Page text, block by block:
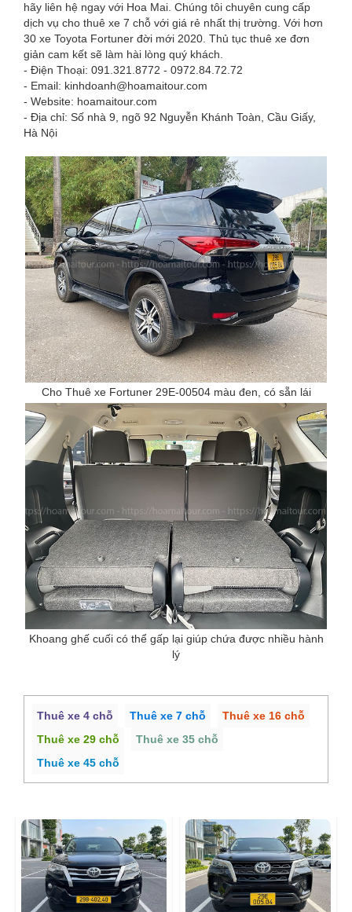
hãy liên hệ ngay với Hoa Mai. Chúng tôi chuyên cung cấp
dịch vụ cho thuê xe 7 chỗ với giá rẻ nhất thị trường. Với hơn
30 xe Toyota Fortuner đời mới 2020. Thủ tục thuê xe đơn
giản cam kết sẽ làm hài lòng quý khách.
- Điện Thoại: 091.321.8772 - 0972.84.72.72
- Email: kinhdoanh@hoamaitour.com
- Website: hoamaitour.com
- Địa chỉ: Số nhà 9, ngõ 92 Nguyễn Khánh Toàn, Cầu Giấy,
Hà Nội
Cho Thuê xe Fortuner 29E-00504 màu đen, có sẵn lái
Khoang ghế cuối có thể gấp lại giúp chứa được nhiều hành
lý
Thuê xe 4 chỗ Thuê xe 7 chỗ
Thuê xe 16 chỗ
Thuê xe 29 chỗ
Thuê xe 35 chỗ
Thuê xe 45 chỗ